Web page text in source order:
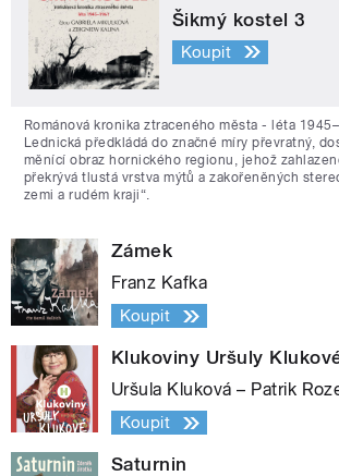
Šikmý kostel 3
Koupit
Románová kronika ztraceného města - léta
Lednická předkládá do značné míry převratný,
měnící obraz hornického regionu, jehož
překrývá tlustá vrstva mýtů a zakořeněných
zemi a rudém kraji“.
Zámek
Franz Kafka
Koupit
Klukoviny Uršuly
Uršula Kluková – Patrik
Koupit
Saturnin